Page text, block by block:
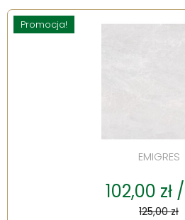
Promocja!
EMIGRES
102,00 zł
125,00 zł